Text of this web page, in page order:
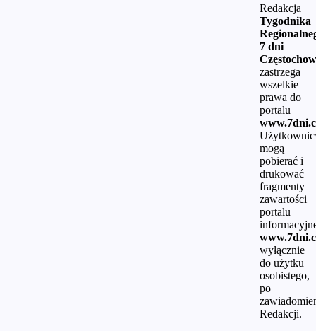
Redakcja
Tygodnika
7 dni
zastrzega
wszelkie
prawa do
portalu
mogą
pobierać i
drukować
fragmenty
zawartości
portalu
wyłącznie
do użytku
osobistego,
po
Redakcji.